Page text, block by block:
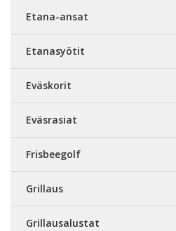
Etana-ansat
Etanasyötit
Eväskorit
Eväsrasiat
Frisbeegolf
Grillaus
Grillausalustat